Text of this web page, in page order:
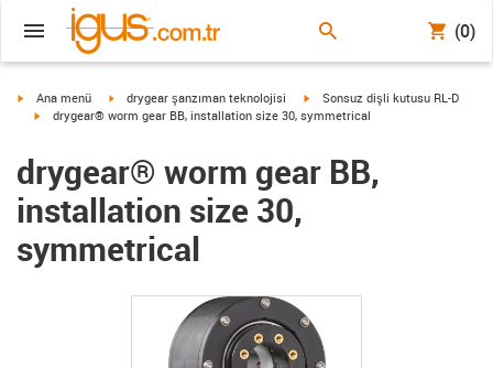
(0)
igus-icon-arrow-right
Ana menü igus-icon-arrow-right
drygear şanzıman teknolojisi igus-icon-arrow-right
Sonsuz dişli kutusu RL-D
igus-icon-arrow-right
drygear® worm gear BB, installation size 30, symmetrical
drygear® worm gear BB,
installation size 30,
symmetrical